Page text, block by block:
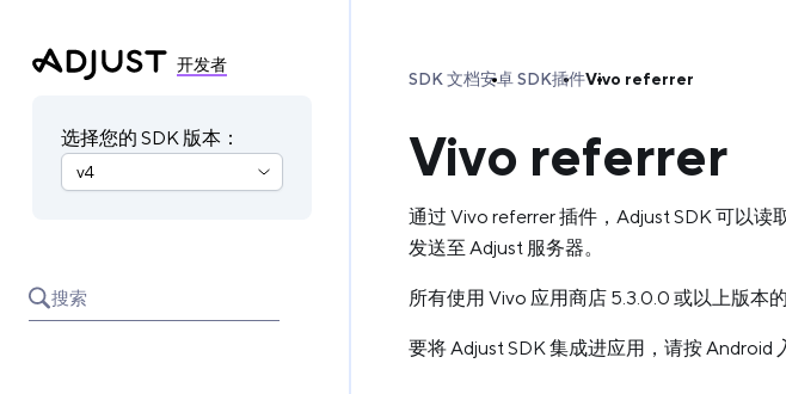
开发者
选择您的 SDK 版本：
搜索
SDK 文档安卓 SDK插件Vivo referrer
Vivo referrer
通过 Vivo referrer 插件，Adjust SDK 可以
发送至 Adjust 服务器。
所有使用 Vivo 应用商店 5.3.0.0 或以上版本
要将 Adjust SDK 集成进应用，请按 Android